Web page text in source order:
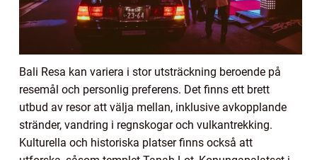
Bali Resa kan variera i stor utsträckning beroende på
resemål och personlig preferens. Det finns ett brett
utbud av resor att välja mellan, inklusive avkopplande
stränder, vandring i regnskogar och vulkantrekking.
Kulturella och historiska platser finns också att